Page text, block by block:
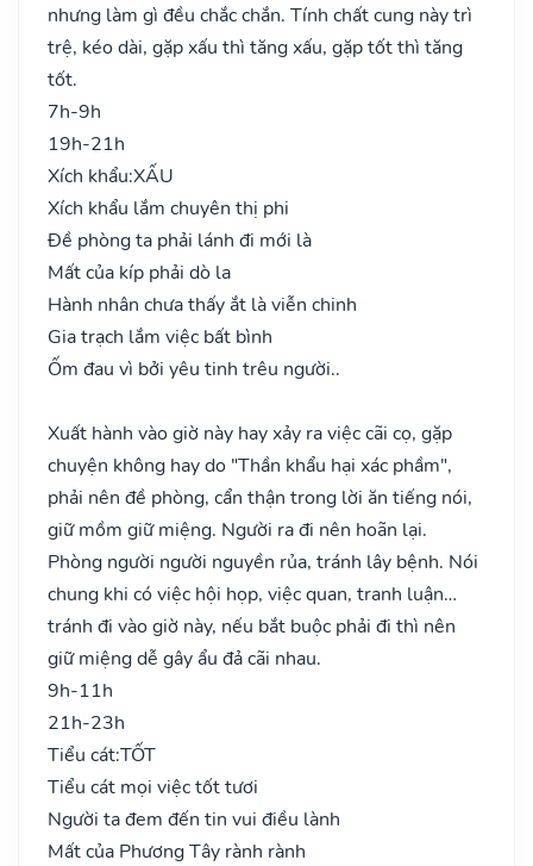
nhưng làm gì đều chắc chắn. Tính chất cung này trì
trệ, kéo dài, gặp xấu thì tăng xấu, gặp tốt thì tăng
tốt.
7h-9h
19h-21h
Xích khẩu:XẤU
Xích khẩu lắm chuyên thị phi
Đề phòng ta phải lánh đi mới là
Mất của kíp phải dò la
Hành nhân chưa thấy ắt là viễn chinh
Gia trạch lắm việc bất bình
Ốm đau vì bởi yêu tinh trêu người..
Xuất hành vào giờ này hay xảy ra việc cãi cọ, gặp
chuyện không hay do "Thần khẩu hại xác phầm",
phải nên đề phòng, cẩn thận trong lời ăn tiếng nói,
giữ mồm giữ miệng. Người ra đi nên hoãn lại.
Phòng người người nguyền rủa, tránh lây bệnh. Nói
chung khi có việc hội họp, việc quan, tranh luận…
tránh đi vào giờ này, nếu bắt buộc phải đi thì nên
giữ miệng dễ gây ẩu đả cãi nhau.
9h-11h
21h-23h
Tiểu cát:TỐT
Tiểu cát mọi việc tốt tươi
Người ta đem đến tin vui điều lành
Mất của Phương Tây rành rành